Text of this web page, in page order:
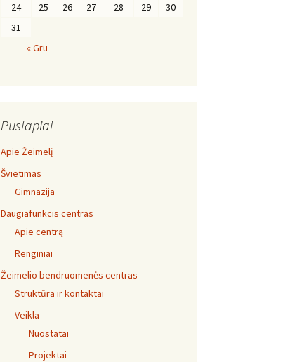
24
25 26 27 28 29
30
31
« Gru
Puslapiai
Apie Žeimelį
Švietimas
Gimnazija
Daugiafunkcis centras
Apie centrą
Renginiai
Žeimelio bendruomenės centras
Struktūra ir kontaktai
Veikla
Nuostatai
Projektai